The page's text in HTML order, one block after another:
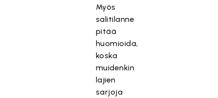
Myös
salitilanne
pitää
huomioida,
koska
muidenkin
lajien
sarjoja